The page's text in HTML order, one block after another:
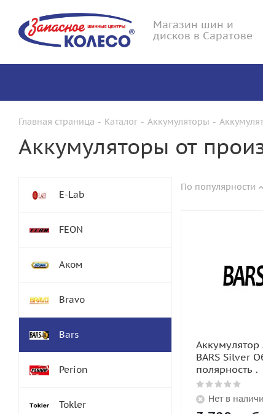
Магазин шин и
дисков в Саратове
Главная страница - Каталог - Аккумуляторы -
Аккумуляторы от
По популярности
BARS Silver
полярность .
Нет в
E-Lab
FEON
Аком
Bravo
Bars
Perion
Tokler